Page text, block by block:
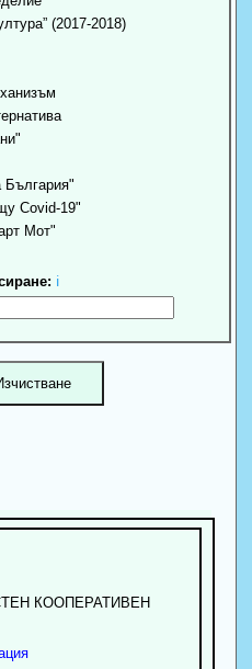
(2017-2018)
Covid-19"
Мот"
ℹ
КООПЕРАТИВЕН